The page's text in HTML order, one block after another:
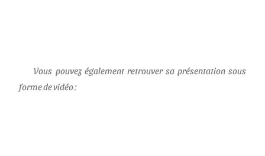
Vous pouvez également retrouver sa présentation sous
forme de vidéo :